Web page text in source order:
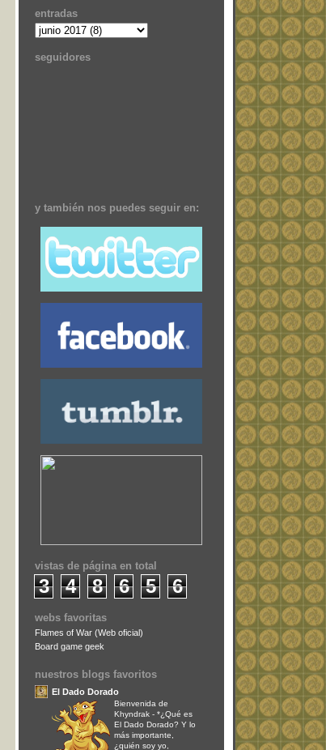
entradas
seguidores
y también nos puedes seguir en:
vistas de página en total
3 4 8 6 5 6
webs favoritas
Flames of War (Web oficial)
Board game geek
nuestros blogs favoritos
El Dado Dorado
Bienvenida de
Khyndrak - *¿Qué es
El Dado Dorado? Y lo
más importante,
¿quién soy yo,